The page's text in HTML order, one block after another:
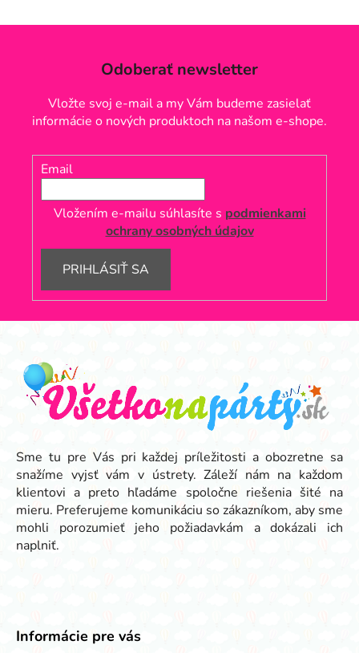
Odoberať newsletter
Vložte svoj e-mail a my Vám budeme zasielať
informácie o nových produktoch na našom e-shope.
Email
Vložením e-mailu súhlasíte s podmienkami
ochrany osobných údajov
PRIHLÁSIŤ SA
Z
Sme tu pre Vás pri každej príležitosti a obozretne sa
snažíme vyjsť vám v ústrety. Záleží nám na každom
klientovi a preto hľadáme spoločne riešenia šité na
mieru. Preferujeme komunikáciu so zákazníkom, aby sme
mohli porozumieť jeho požiadavkám a dokázali ich
naplniť.
Informácie pre vás